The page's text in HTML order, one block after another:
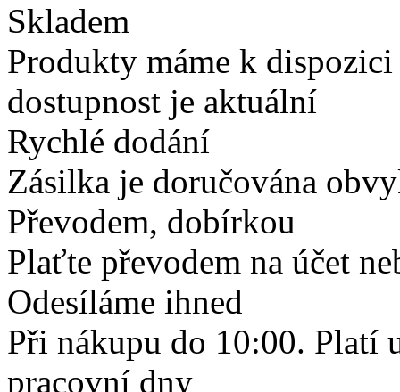
Skladem
Produkty máme k
dostupnost je aktuální
Rychlé dodání
Zásilka je doručována
Převodem, dobírkou
Plaťte převodem na účet
Odesíláme ihned
Při nákupu do 10:00. Platí
pracovní dny